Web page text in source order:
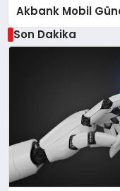
Akbank Mobil
Son Dakika